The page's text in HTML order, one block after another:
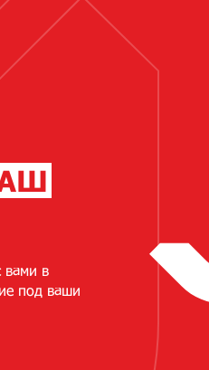
вами в
под ваши